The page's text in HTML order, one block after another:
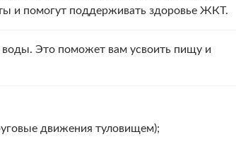
и помогут поддерживать здоровье ЖКТ.
воды. Это поможет вам усвоить пищу и
движения туловищем);